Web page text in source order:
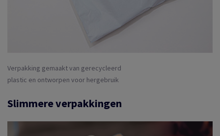
Verpakking gemaakt van gerecycleerd
plastic en ontworpen voor hergebruik
Slimmere verpakkingen